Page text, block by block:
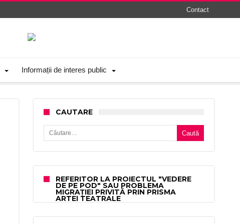
Contact
Informații de interes public
CAUTARE
Caută după:
REFERITOR LA PROIECTUL "VEDERE
DE PE POD" SAU PROBLEMA
MIGRAȚIEI PRIVITĂ PRIN PRISMA
ARTEI TEATRALE